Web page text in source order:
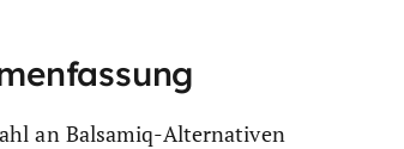
an Balsamiq-Alternativen